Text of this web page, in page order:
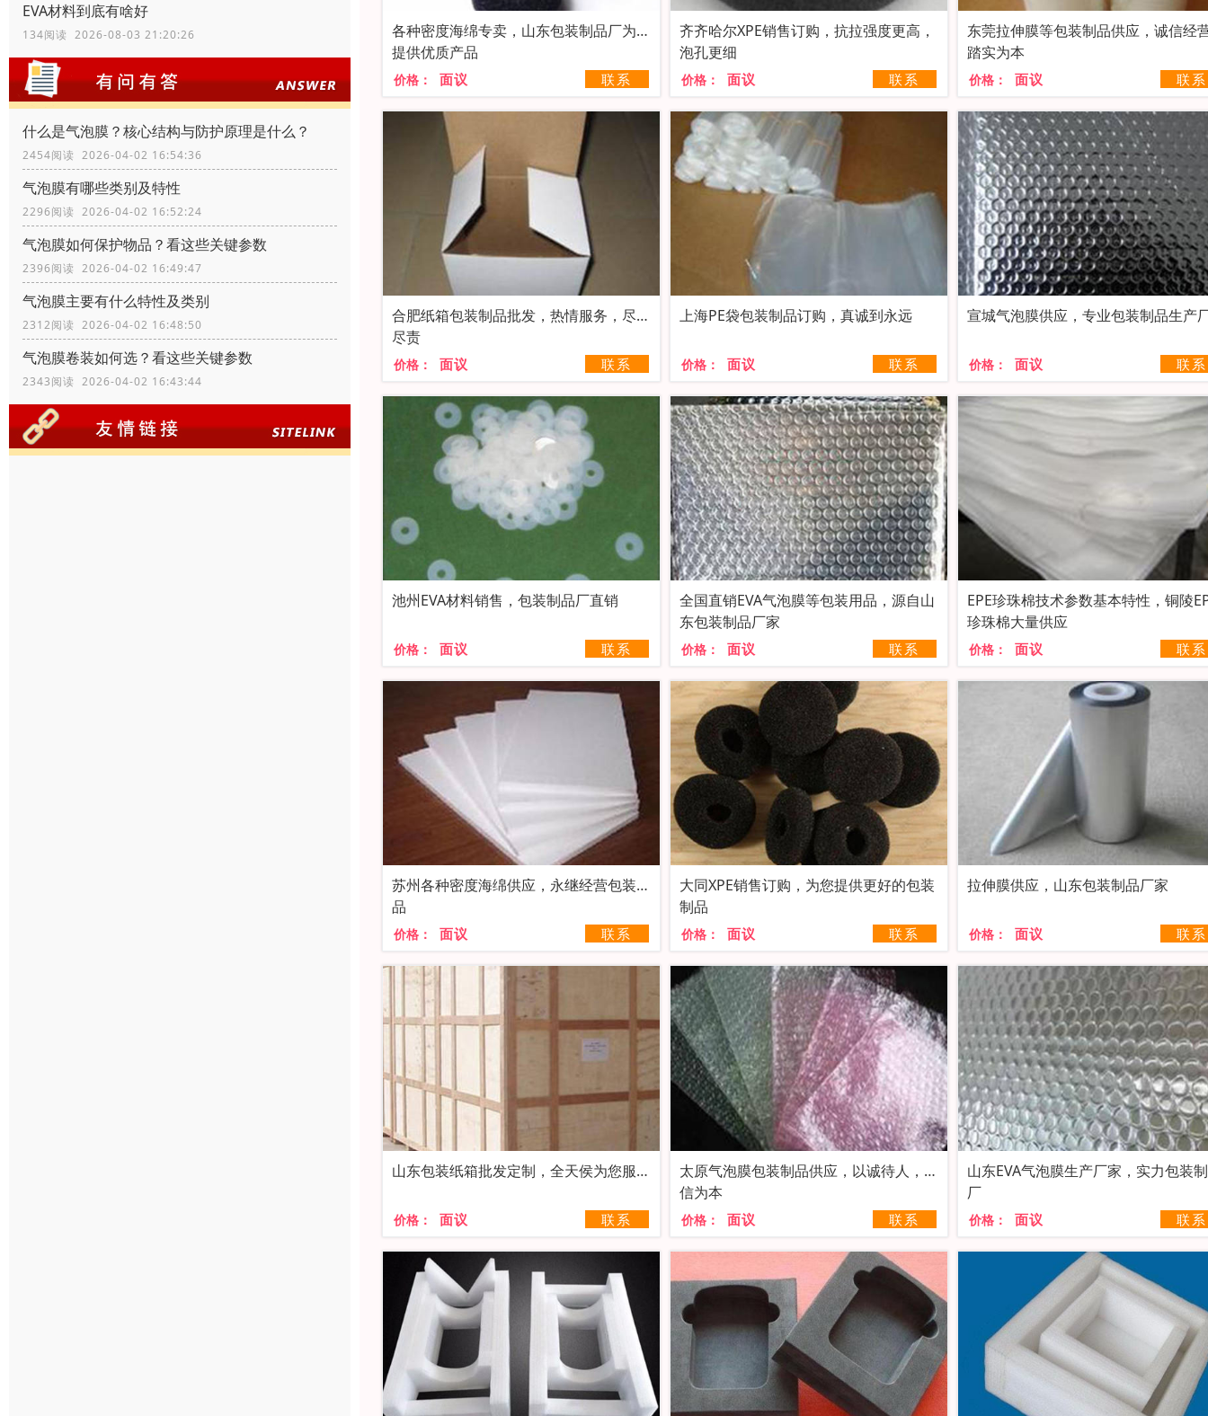
EVA材料到底有啥好
134阅读 2026-08-03 21:20:26
什么是气泡膜？核心结构与防护原理是什么？
2454阅读 2026-04-02 16:54:36
气泡膜有哪些类别及特性
2296阅读 2026-04-02 16:52:24
气泡膜如何保护物品？看这些关键参数
2396阅读 2026-04-02 16:49:47
气泡膜主要有什么特性及类别
2312阅读 2026-04-02 16:48:50
气泡膜卷装如何选？看这些关键参数
2343阅读 2026-04-02 16:43:44
各种密度海绵专卖，山东包装制品厂为您
提供优质产品
价格： 面议 联系
齐齐哈尔XPE销售订购，抗拉强度更高，
泡孔更细
价格： 面议 联系
东莞拉伸膜等包装制品供应，诚信经
踏实为本
价格： 面议 联系
合肥纸箱包装制品批发，热情服务，尽心
尽责
价格： 面议 联系
上海PE袋包装制品订购，真诚到永远
价格： 面议 联系 价格： 面议 联系
池州EVA材料销售，包装制品厂直销
价格： 面议 联系
全国直销EVA气泡膜等包装用品，源自山
东包装制品厂家
价格： 面议 联系
EPE珍珠棉技术参数基本特性，铜陵
珍珠棉大量供应
价格： 面议 联系
苏州各种密度海绵供应，永继经营包装制
品
价格： 面议 联系
大同XPE销售订购，为您提供更好的包装
制品
价格： 面议 联系
拉伸膜供应，山东包装制品厂家
价格： 面议 联系
山东包装纸箱批发定制，全天侯为您服务
价格： 面议 联系
太原气泡膜包装制品供应，以诚待人，以
信为本
价格： 面议 联系
山东EVA气泡膜生产厂家，实力包装
厂
价格： 面议 联系